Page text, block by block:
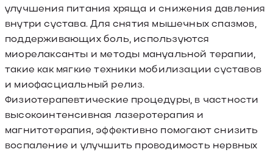
улучшения питания хряща и снижения давления
внутри сустава. Для снятия мышечных спазмов,
поддерживающих боль, используются
миорелаксанты и методы мануальной терапии,
такие как мягкие техники мобилизации суставов
и миофасциальный релиз.
Физиотерапевтические процедуры, в частности
высокоинтенсивная лазеротерапия и
магнитотерапия, эффективно помогают снизить
воспаление и улучшить проводимость нервных